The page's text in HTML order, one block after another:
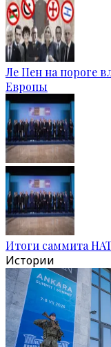
Ле Пен на пороге
Европы
Итоги саммита
Истории